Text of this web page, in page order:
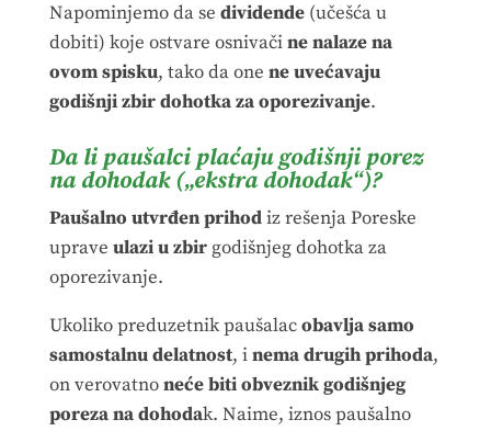
Napominjemo da se dividende(učešća u
dobiti) koje ostvare osnivačine nalaze na
ovom spisku, tako da one ne uvećavaju
godišnji zbir dohotka za oporezivanje.
Da li paušalci plaćaju godišnji porez
na dohodak („ekstra dohodak“)?
Paušalno utvrđen prihodiz rešenja Poreske
uprave ulazi u zbirgodišnjeg dohotka za
oporezivanje.
Ukoliko preduzetnik paušalacobavlja samo
samostalnu delatnost, inema drugih prihoda,
on verovatnoneće biti obveznik godišnjeg
poreza na dohodak. Naime, iznos paušalno